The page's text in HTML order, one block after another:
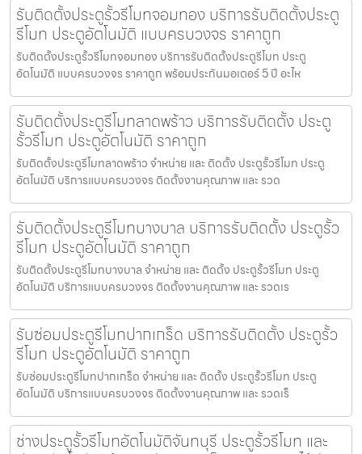
รับติดตั้งประตูรั้วรีโมทจอมทอง บริการรับติดตั้งประตู
รีโมท ประตูอัตโนมัติ แบบครบวงจร ราคาถูก
รับติดตั้งประตูรั้วรีโมทจอมทอง บริการรับติดตั้งประตูรีโมท ประตู
อัตโนมัติ แบบครบวงจร ราคาถูก พร้อมประกันมอเตอร์ 5 ปี อะไห
รับติดตั้งประตูรีโมทลาดพร้าว บริการรับติดตั้ง ประตู
รั้วรีโมท ประตูอัตโนมัติ ราคาถูก
รับติดตั้งประตูรีโมทลาดพร้าว จำหน่าย และ ติดตั้ง ประตูรั้วรีโมท ประตู
อัตโนมัติ บริการแบบครบวงจร ติดตั้งงานคุณภาพ และ รวด
รับติดตั้งประตูรีโมทบางบาล บริการรับติดตั้ง ประตูรั้ว
รีโมท ประตูอัตโนมัติ ราคาถูก
รับติดตั้งประตูรีโมทบางบาล จำหน่าย และ ติดตั้ง ประตูรั้วรีโมท ประตู
อัตโนมัติ บริการแบบครบวงจร ติดตั้งงานคุณภาพ และ รวดเร
รับซ่อมประตูรีโมทปากเกร็ด บริการรับติดตั้ง ประตูรั้ว
รีโมท ประตูอัตโนมัติ ราคาถูก
รับซ่อมประตูรีโมทปากเกร็ด จำหน่าย และ ติดตั้ง ประตูรั้วรีโมท ประตู
อัตโนมัติ บริการแบบครบวงจร ติดตั้งงานคุณภาพ และ รวดเร็
ช่างประตูรั้วรีโมทอัตโนมัติจันทบุรี ประตูรั้วรีโมท และ